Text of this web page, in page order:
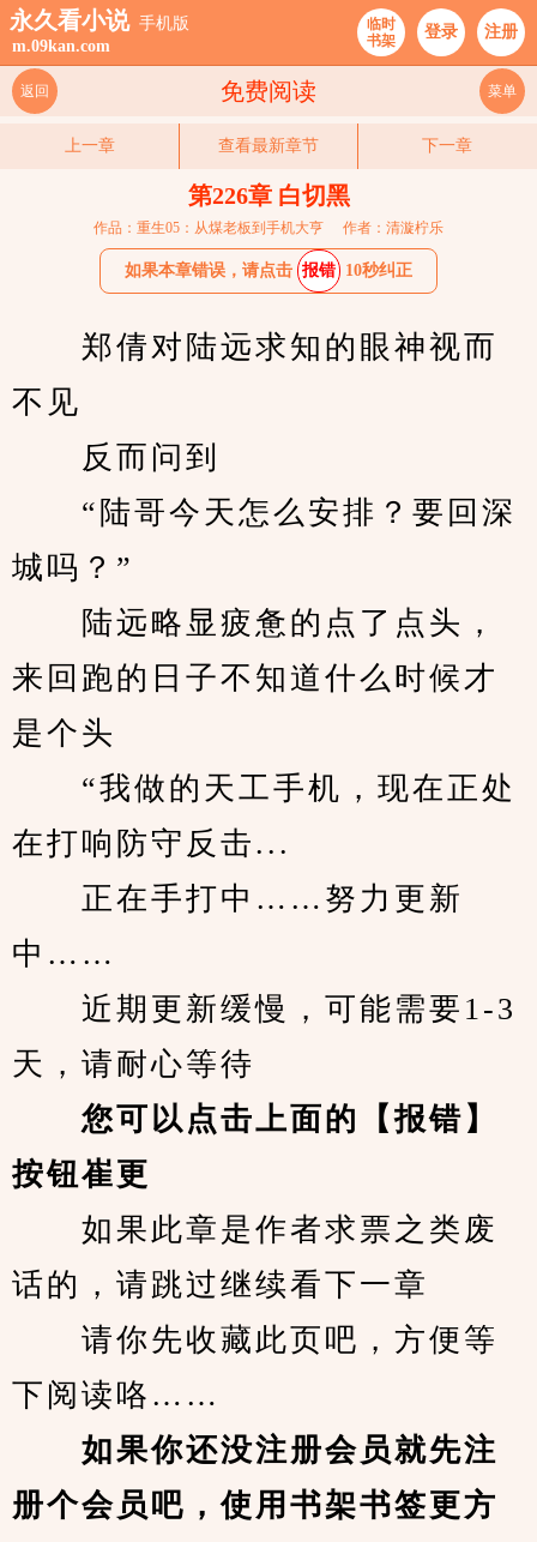
永久看小说 手机版
m.09kan.com
临时
书架
登录 注册
免费阅读
返回 菜单
上一章 查看最新章节 下一章
第226章 白切黑
作品：重生05：从煤老板到手机大亨 作者：清漩柠乐
如果本章错误，请点击 报错 10秒纠正
郑倩对陆远求知的眼神视而
不见
反而问到
“陆哥今天怎么安排？要回深
城吗？”
陆远略显疲惫的点了点头，
来回跑的日子不知道什么时候才
是个头
“我做的天工手机，现在正处
在打响防守反击...
正在手打中……努力更新
中……
近期更新缓慢，可能需要1-3
天，请耐心等待
您可以点击上面的【报错】
按钮崔更
如果此章是作者求票之类废
话的，请跳过继续看下一章
请你先收藏此页吧，方便等
下阅读咯……
如果你还没注册会员就先注
册个会员吧，使用书架书签更方